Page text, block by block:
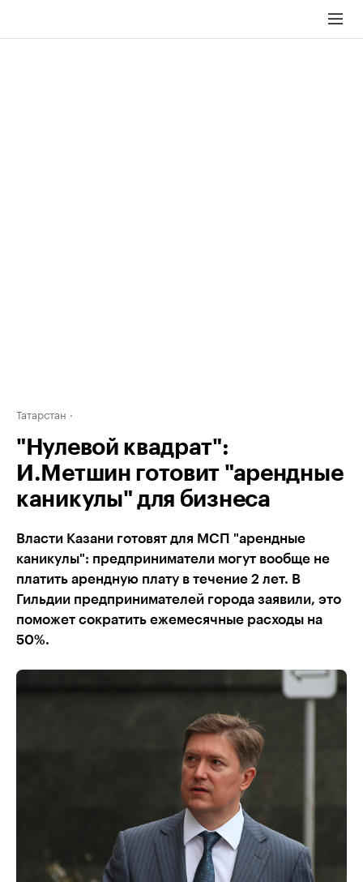
Татарстан
"Нулевой квадрат":
И.Метшин готовит "арендные
каникулы" для бизнеса
Власти Казани готовят для МСП "арендные
каникулы": предприниматели могут вообще не
платить арендную плату в течение 2 лет. В
Гильдии предпринимателей города заявили, это
поможет сократить ежемесячные расходы на
50%.